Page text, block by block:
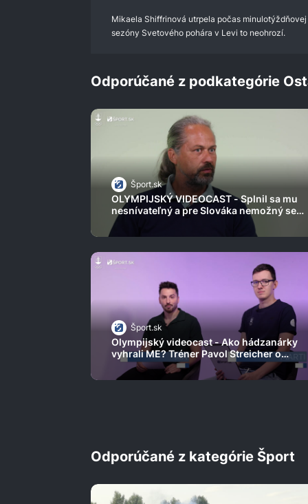
Mikaela Shiffrinová utrpela počas
sezóny Svetového pohára v Levi to neohrozí.
Odporúčané z podkategórie
Šport.sk
OLYMPIJSKÝ VIDEOCAST - Splnil sa mu
nesnívateľný a pre Slováka nemožný sen.
Tomáš Čermák o vodnej F1 aj najdlhších
Šport.sk
Olympijský videocast - Ako hádzanárky
vyhrali ME? Tréner Pavol Streicher o
víťaznej mentalite aj pozostatkoch
socializmu
Odporúčané z kategórie Šport